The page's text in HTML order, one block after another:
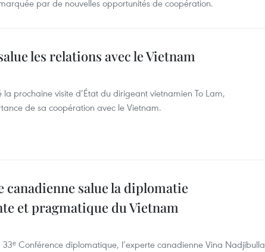
par de nouvelles opportunités de coopération.
les relations avec le Vietnam
la prochaine visite d’État du dirigeant vietnamien To Lam,
de sa coopération avec le Vietnam.
canadienne salue la diplomatie
et pragmatique du Vietnam
33ᵉ Conférence diplomatique, l’experte canadienne Vina Nadjibulla